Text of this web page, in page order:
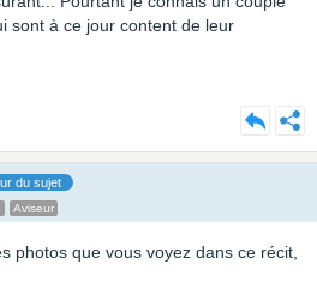
sont à ce jour content de leur
du sujet
Aviseur
photos que vous voyez dans ce récit,